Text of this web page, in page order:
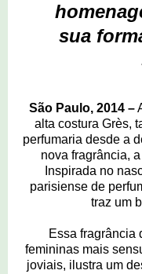
sua
São Paulo, 2014 –
alta costura Grès,
perfumaria desde a
nova fragrância,
Inspirada no
parisiense de
traz um
Essa fragrância
femininas mais
joviais, ilustra um